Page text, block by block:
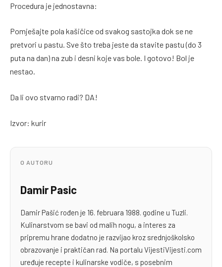
Procedura je jednostavna:
Pomješajte pola kašičice od svakog sastojka dok se ne
pretvori u pastu. Sve što treba jeste da stavite pastu (do 3
puta na dan) na zub i desni koje vas bole. I gotovo! Bol je
nestao.
Da li ovo stvarno radi? DA!
Izvor: kurir
O AUTORU
Damir Pasic
Damir Pašić rođen je 16. februara 1988. godine u Tuzli.
Kulinarstvom se bavi od malih nogu, a interes za
pripremu hrane dodatno je razvijao kroz srednjoškolsko
obrazovanje i praktičan rad. Na portalu VijestiVijesti.com
uređuje recepte i kulinarske vodiče, s posebnim